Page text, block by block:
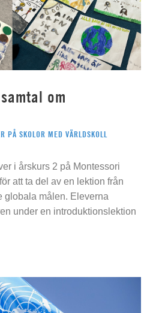
om
PÅ SKOLOR MED VÄRLDSKOLL
i årskurs 2 på Montessori
att ta del av en lektion från
globala målen. Eleverna
under en introduktionslektion